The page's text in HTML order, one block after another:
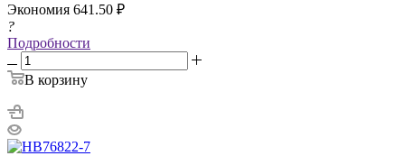
Экономия 641.50 ₽
?
Подробности
В корзину